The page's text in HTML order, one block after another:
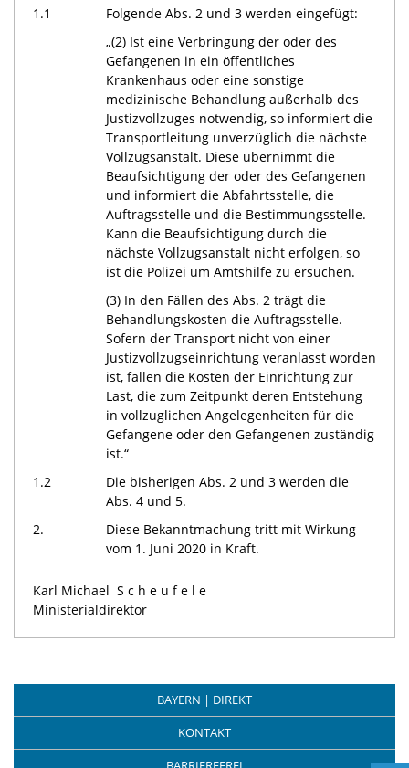
1.1
Folgende Abs. 2 und 3 werden eingefügt:
„(2) Ist eine Verbringung der oder des
Gefangenen in ein öffentliches
Krankenhaus oder eine sonstige
medizinische Behandlung außerhalb des
Justizvollzuges notwendig, so informiert die
Transportleitung unverzüglich die nächste
Vollzugsanstalt. Diese übernimmt die
Beaufsichtigung der oder des Gefangenen
und informiert die Abfahrtsstelle, die
Auftragsstelle und die Bestimmungsstelle.
Kann die Beaufsichtigung durch die
nächste Vollzugsanstalt nicht erfolgen, so
ist die Polizei um Amtshilfe zu ersuchen.
(3) In den Fällen des Abs. 2 trägt die
Behandlungskosten die Auftragsstelle.
Sofern der Transport nicht von einer
Justizvollzugseinrichtung veranlasst worden
ist, fallen die Kosten der Einrichtung zur
Last, die zum Zeitpunkt deren Entstehung
in vollzuglichen Angelegenheiten für die
Gefangene oder den Gefangenen zuständig
ist.“
1.2
Die bisherigen Abs. 2 und 3 werden die
Abs. 4 und 5.
2.
Diese Bekanntmachung tritt mit Wirkung
vom 1. Juni 2020 in Kraft.
Karl Michael Scheufele
Ministerialdirektor
BAYERN | DIREKT
KONTAKT